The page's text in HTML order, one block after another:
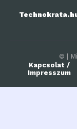
© |
Kapcsolat /
Impresszum